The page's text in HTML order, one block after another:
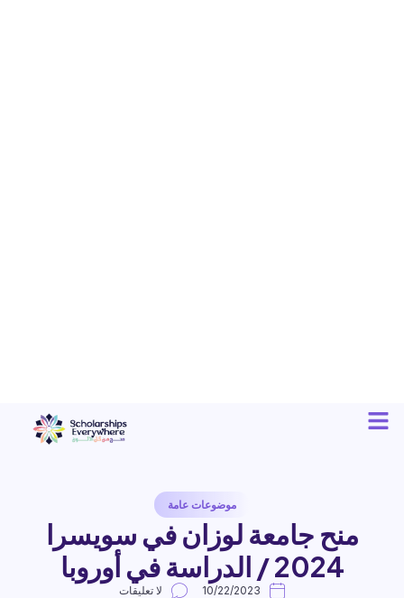
موضوعات عامة
منح جامعة لوزان في سويسرا
2024 / الدراسة في أوروبا
10/22/2023 لا تعليقات